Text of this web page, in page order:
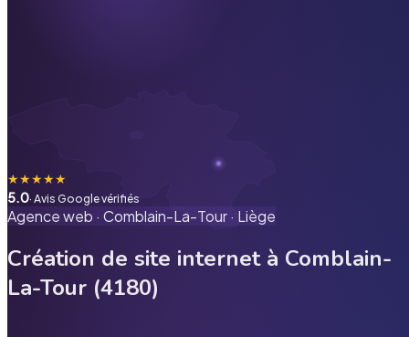
★★★★★
5.0· Avis Google vérifiés
Agence web · Comblain-La-Tour· Liège
Création de site internet à Comblain-
La-Tour (4180)